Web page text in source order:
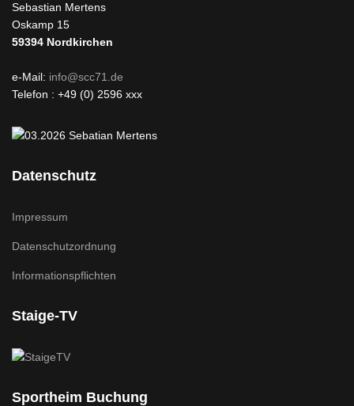
Sebastian Mertens
Oskamp 15
59394 Nordkirchen
e-Mail: info@scc71.de
Telefon : +49 (0) 2596 xxx
Datenschutz
Impressum
Datenschutzordnung
Informationspflichten
Staige-TV
Sportheim Buchung